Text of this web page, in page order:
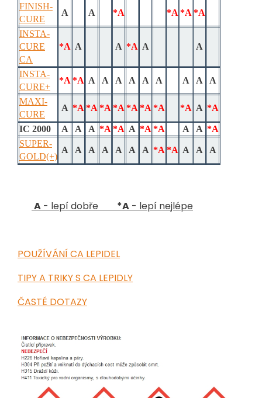
FINISH-
CURE
A A *A *A *A *A
INSTA-
CURE
CA
*A A A *A A A
INSTA-
CURE+
*A *A A A A A A A A A A
MAXI-
CURE
A *A *A *A *A *A *A *A *A A *A
IC 2000 A A A *A *A A *A *A A A *A
SUPER-
GOLD(+)
A A A A A A A *A *A A A A
A - lepí dobře *A - lepí nejlépe
POUŽÍVÁNÍ CA LEPIDEL
TIPY A TRIKY S CA LEPIDLY
ČASTÉ DOTAZY